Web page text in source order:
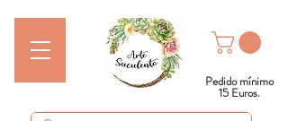
Pedido mínimo
15 Euros.